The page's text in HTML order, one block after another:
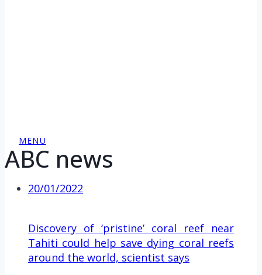
MENU
ABC news
20/01/2022
Discovery of ‘pristine’ coral reef near
Tahiti could help save dying coral reefs
around the world, scientist says